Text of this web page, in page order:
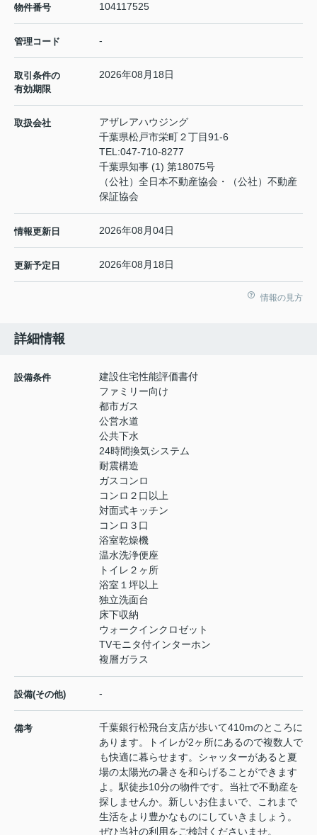
物件番号 104117525
管理コード -
取引条件の
有効期限
2026年08月18日
取扱会社
アザレアハウジング
千葉県松戸市栄町２丁目91-6
TEL:047-710-8277
千葉県知事 (1) 第18075号
（公社）全日本不動産協会・（公社）不動産
保証協会
情報更新日 2026年08月04日
更新予定日 2026年08月18日
情報の見方
詳細情報
設備条件
建設住宅性能評価書付
ファミリー向け
都市ガス
公営水道
公共下水
24時間換気システム
耐震構造
ガスコンロ
コンロ２口以上
対面式キッチン
コンロ３口
浴室乾燥機
温水洗浄便座
トイレ２ヶ所
浴室１坪以上
独立洗面台
床下収納
ウォークインクロゼット
TVモニタ付インターホン
複層ガラス
設備(その他) -
備考
千葉銀行松飛台支店が歩いて410mのところに
あります。トイレが2ヶ所にあるので複数人で
も快適に暮らせます。シャッターがあると夏
場の太陽光の暑さを和らげることができます
よ。駅徒歩10分の物件です。当社で不動産を
探しませんか。新しいお住まいで、これまで
生活をより豊かなものにしていきましょう。
ぜひ当社の利用をご検討くださいませ。